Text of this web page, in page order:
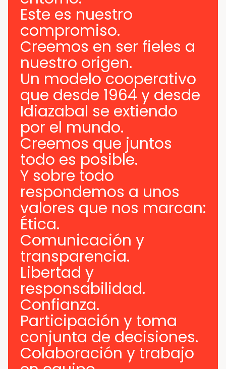
Noticias y medios
Contacto
Este es nuestro
compromiso.
Creemos en ser fieles a
nuestro origen.
Un modelo cooperativo
que desde 1964 y desde
Idiazabal se extiendo
por el mundo.
Creemos que juntos
todo es posible.
Y sobre todo
respondemos a unos
valores que nos marcan:
Ética.
Comunicación y
transparencia.
Libertad y
responsabilidad.
Confianza.
Participación y toma
conjunta de decisiones.
Colaboración y trabajo